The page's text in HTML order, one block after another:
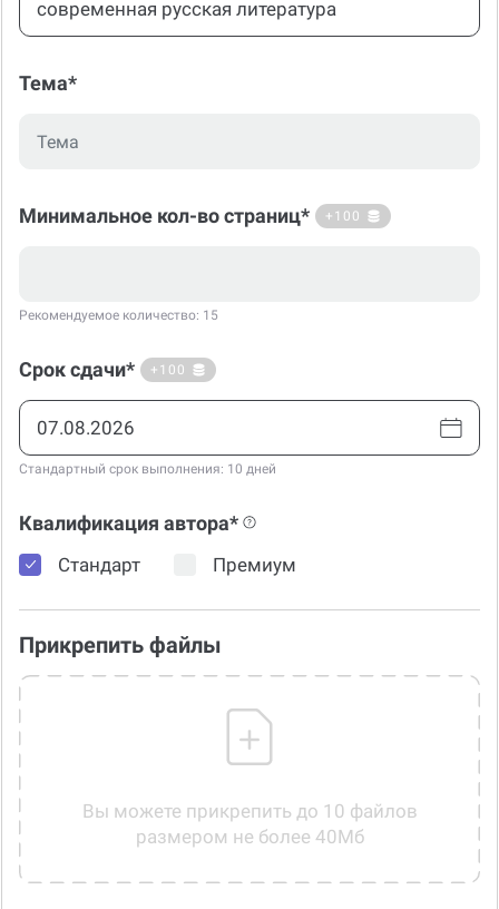
Тема*
Минимальное кол-во страниц* +100
Рекомендуемое количество: 15
Срок сдачи* +100
Стандартный срок выполнения: 10 дней
Квалификация автора*
Стандарт Премиум
Прикрепить файлы
Вы можете прикрепить до 10 файлов
размером не более 40Мб